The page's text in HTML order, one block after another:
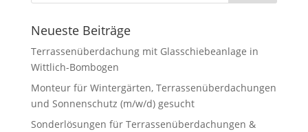
Neueste Beiträge
Terrassenüberdachung mit Glasschiebeanlage in
Wittlich-Bombogen
Monteur für Wintergärten, Terrassenüberdachungen
und Sonnenschutz (m/w/d) gesucht
Sonderlösungen für Terrassenüberdachungen &